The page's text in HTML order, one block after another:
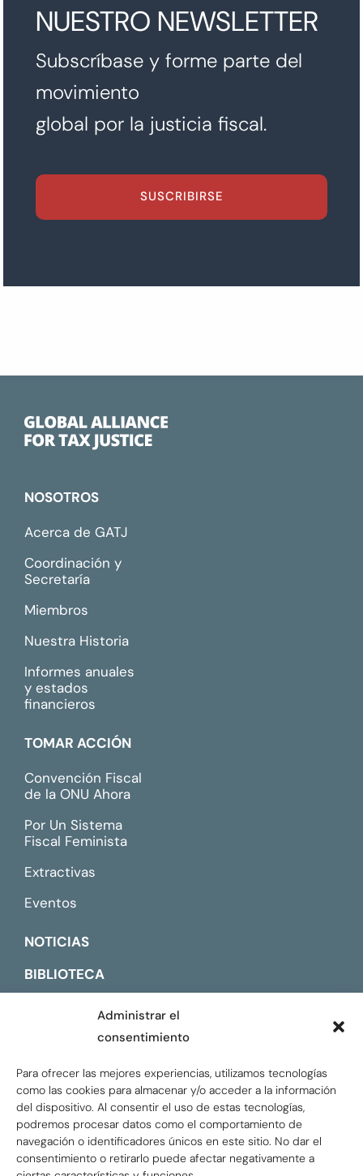
Administrar el
consentimiento
Para ofrecer las mejores experiencias, utilizamos tecnologías
como las cookies para almacenar y/o acceder a la información
del dispositivo. Al consentir el uso de estas tecnologías,
podremos procesar datos como el comportamiento de
navegación o identificadores únicos en este sitio. No dar el
consentimiento o retirarlo puede afectar negativamente a
NUESTRO NEWSLETTER
Subscríbase y forme parte del
movimiento
global por la justicia fiscal.
SUSCRIBIRSE
NOSOTROS
Acerca de GATJ
Coordinación y
Secretaría
Miembros
Nuestra Historia
Informes anuales
y estados
financieros
TOMAR ACCIÓN
Convención Fiscal
de la ONU Ahora
Por Un Sistema
Fiscal Feminista
Extractivas
Eventos
NOTICIAS
BIBLIOTECA